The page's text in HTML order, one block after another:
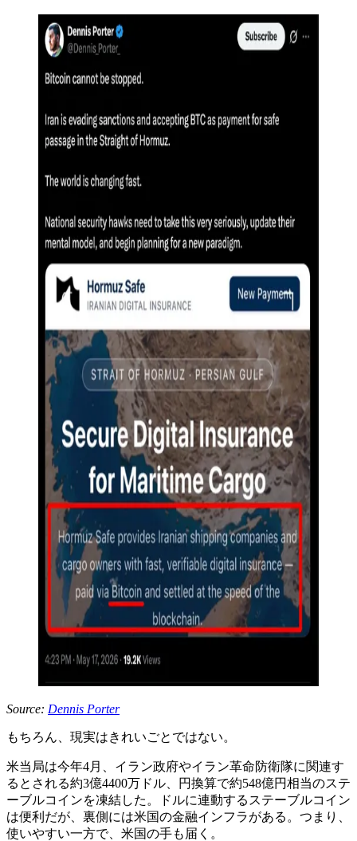
Source: Dennis Porter
もちろん、現実はきれいごとではない。
米当局は今年4月、イラン政府やイラン革命防衛隊に関連す
るとされる約3億4400万ドル、円換算で約548億円相当のステ
ーブルコインを凍結した。ドルに連動するステーブルコイン
は便利だが、裏側には米国の金融インフラがある。つまり、
使いやすい一方で、米国の手も届く。